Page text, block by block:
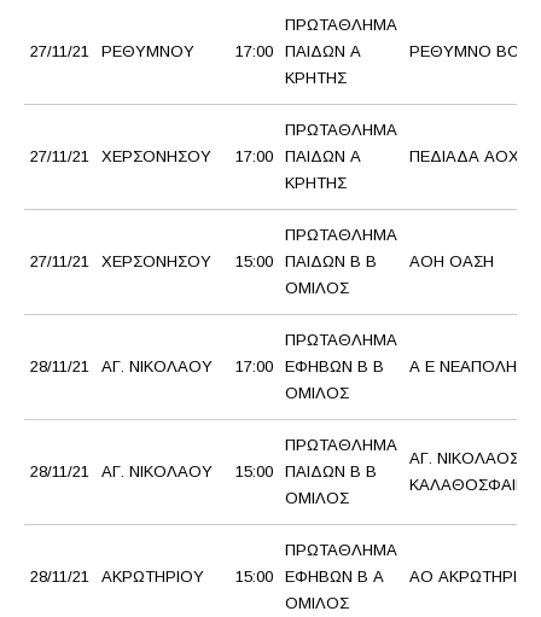
27/11/21 ΡΕΘΥΜΝΟΥ 17:00
ΠΡΩΤΑΘΛΗΜΑ
ΠΑΙΔΩΝ Α
ΚΡΗΤΗΣ
ΡΕΘΥΜΝΟ BC
27/11/21 ΧΕΡΣΟΝΗΣΟΥ 17:00
ΠΡΩΤΑΘΛΗΜΑ
ΠΑΙΔΩΝ Α
ΚΡΗΤΗΣ
ΠΕΔΙΑΔΑ ΑΟΧ
27/11/21 ΧΕΡΣΟΝΗΣΟΥ 15:00
ΠΡΩΤΑΘΛΗΜΑ
ΠΑΙΔΩΝ Β Β
ΟΜΙΛΟΣ
ΑΟΗ ΟΑΣΗ
28/11/21 ΑΓ. ΝΙΚΟΛΑΟΥ 17:00
ΠΡΩΤΑΘΛΗΜΑ
ΕΦΗΒΩΝ Β Β
ΟΜΙΛΟΣ
Α Ε ΝΕΑΠΟΛΗ
28/11/21 ΑΓ. ΝΙΚΟΛΑΟΥ 15:00
ΠΡΩΤΑΘΛΗΜΑ
ΠΑΙΔΩΝ Β Β
ΟΜΙΛΟΣ
ΑΓ. ΝΙΚΟΛΑΟΣ
28/11/21 ΑΚΡΩΤΗΡΙΟΥ 15:00
ΠΡΩΤΑΘΛΗΜΑ
ΕΦΗΒΩΝ Β Α
ΟΜΙΛΟΣ
ΑΟ ΑΚΡΩΤΗΡΙΟΥ